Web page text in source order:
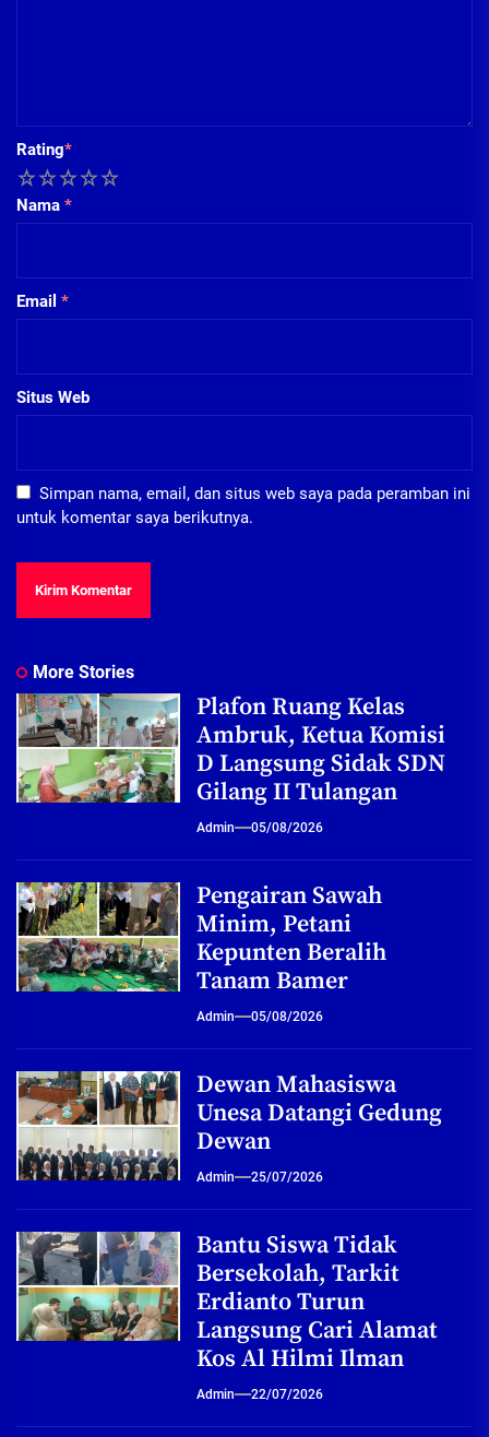
Rating*
5
4
3
2
Nama *
Email *
Situs Web
Simpan nama, email, dan situs web saya pada peramban ini
untuk komentar saya berikutnya.
More Stories
Plafon Ruang Kelas
Ambruk, Ketua Komisi
D Langsung Sidak SDN
Gilang II Tulangan
Admin 05/08/2026
Pengairan Sawah
Minim, Petani
Kepunten Beralih
Tanam Bamer
Admin 05/08/2026
Dewan Mahasiswa
Unesa Datangi Gedung
Dewan
Admin 25/07/2026
Bantu Siswa Tidak
Bersekolah, Tarkit
Erdianto Turun
Langsung Cari Alamat
Kos Al Hilmi Ilman
Admin 22/07/2026